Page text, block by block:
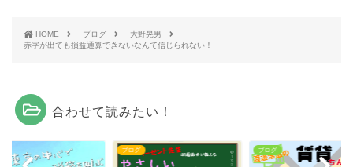
HOME ブログ
大野晃男
赤字が出ても損益通算できないなんて信じられない！
合わせて読みたい！
ブログ ブログ